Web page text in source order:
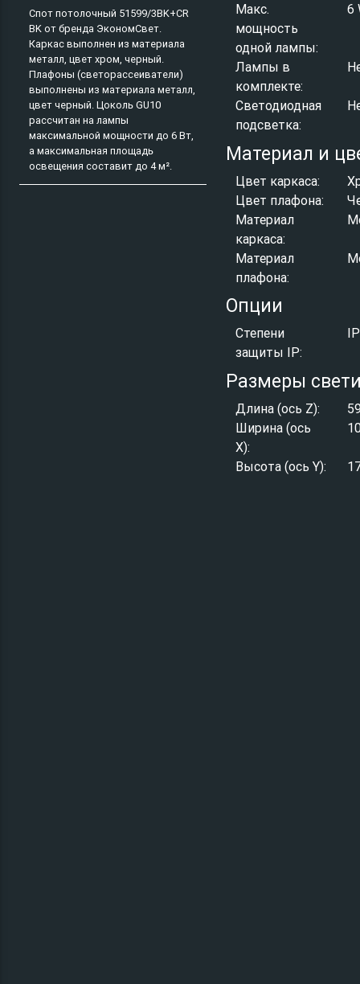
Спот потолочный 51599/3BK+CR
BK от бренда ЭкономСвет.
Каркас выполнен из материала
металл, цвет хром, черный.
Плафоны (светорассеиватели)
выполнены из материала металл,
цвет черный. Цоколь GU10
рассчитан на лампы
максимальной мощности до 6 Вт,
а максимальная площадь
освещения составит до 4 м².
Макс.
мощность
одной лампы:
6
Лампы в
комплекте:
Светодиодная
подсветка:
Материал и
Цвет каркаса:
Цвет плафона:
Материал
каркаса:
Материал
плафона:
Опции
Степени
защиты IP:
Размеры
Длина (ось Z):
Ширина (ось
X):
Высота (ось Y):